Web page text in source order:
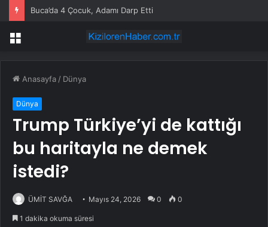
Buca’da 4 Çocuk, Adamı Darp Etti
Menü
Anasayfa / Dünya
Dünya
Trump Türkiye’yi de kattığı
bu haritayla ne demek
istedi?
ÜMİT SAVĞA Mayıs 24, 2026 0 0
1 dakika okuma süresi